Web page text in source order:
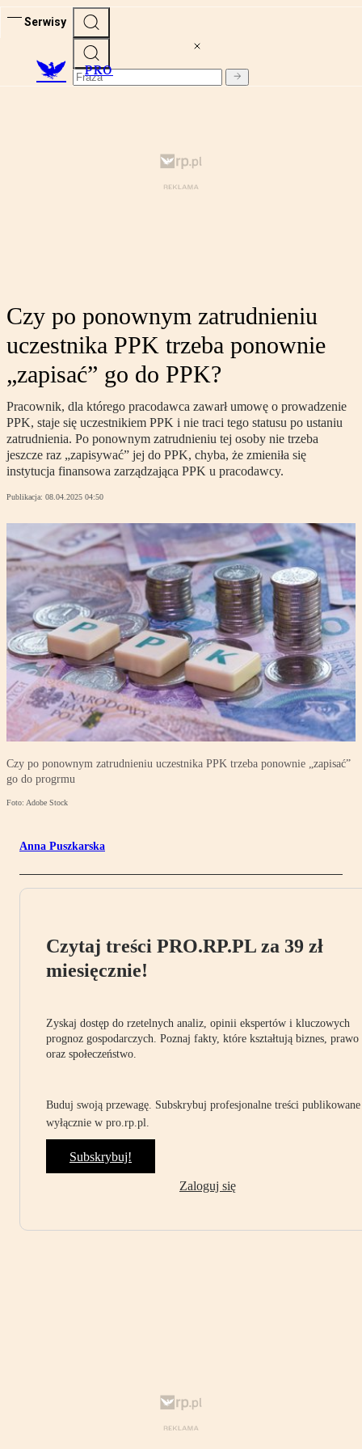
Serwisy
PRO
Czy po ponownym zatrudnieniu
uczestnika PPK trzeba ponownie
„zapisać” go do PPK?
Pracownik, dla którego pracodawca zawarł umowę o prowadzenie
PPK, staje się uczestnikiem PPK i nie traci tego statusu po ustaniu
zatrudnienia. Po ponownym zatrudnieniu tej osoby nie trzeba
jeszcze raz „zapisywać” jej do PPK, chyba, że zmieniła się
instytucja finansowa zarządzająca PPK u pracodawcy.
Publikacja: 08.04.2025 04:50
Czy po ponownym zatrudnieniu uczestnika PPK trzeba ponownie „zapisać”
go do progrmu
Foto: Adobe Stock
Anna Puszkarska
Czytaj treści PRO.RP.PL za 39 zł
miesięcznie!
Zyskaj dostęp do rzetelnych analiz, opinii ekspertów i kluczowych
prognoz gospodarczych. Poznaj fakty, które kształtują biznes, prawo
oraz społeczeństwo.
Buduj swoją przewagę. Subskrybuj profesjonalne treści publikowane
wyłącznie w pro.rp.pl.
Subskrybuj!
Zaloguj się